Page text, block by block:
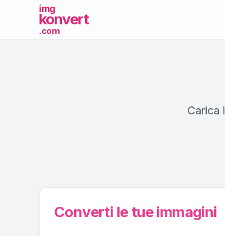
img
konvert
.com
Carica
Converti le tue immagini